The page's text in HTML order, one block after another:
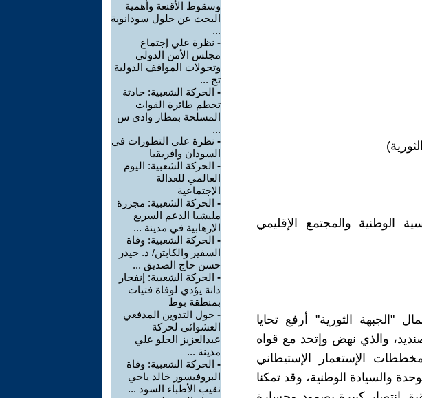
الوطنية والمجتمع الإقليمي
"الجبهة الثورية" أرفع تحايا
والذي نهض وإتحد مع قواه
الإستعمار الإستيطاني
والسيادة الوطنية، وقد تمكنا
وسقوط الأقنعة وأهمية
البحث عن حلول سودانوية
...
- نظرة علي إجتماع
مجلس الأمن الدولي
وتحولات المواقف الدولية
تج ...
- الحركة الشعبية: حادثة
تحطم طائرة القوات
المسلحة بمطار وادي س
...
- نظرة علي التطورات في
السودان وافريقيا
- الحركة الشعبية: اليوم
العالمي للعدالة
الإجتماعية
- الحركة الشعبية: مجزرة
مليشيا الدعم السريع
الإرهابية في مدينة ...
- الحركة الشعبية: وفاة
السفير والكابتن/ د. حيدر
حسن حاج الصديق ...
- الحركة الشعبية: إنفجار
دانة يؤدي لوفاة فتيات
بمنطقة بوط
- حول التدوين المدفعي
العشوائي لحركة
عبدالعزيز الحلو علي
مدينة ...
- الحركة الشعبية: وفاة
البروفيسور خالد ياجي
نقيب الأطباء السود ...